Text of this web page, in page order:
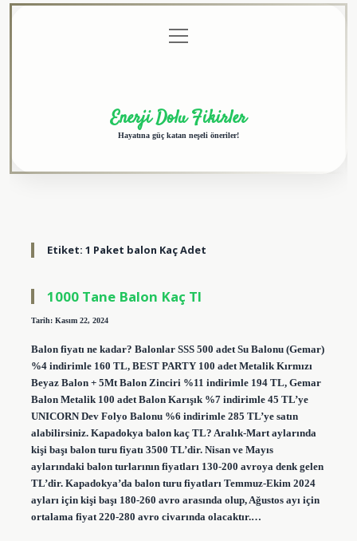
menüyü
aç
Enerji Dolu Fikirler
Hayatına güç katan neşeli öneriler!
Etiket: 1 Paket balon Kaç Adet
1000 Tane Balon Kaç Tl
Tarih: Kasım 22, 2024
Balon fiyatı ne kadar? Balonlar SSS 500 adet Su Balonu (Gemar)
%4 indirimle 160 TL, BEST PARTY 100 adet Metalik Kırmızı
Beyaz Balon + 5Mt Balon Zinciri %11 indirimle 194 TL, Gemar
Balon Metalik 100 adet Balon Karışık %7 indirimle 45 TL’ye
UNICORN Dev Folyo Balonu %6 indirimle 285 TL’ye satın
alabilirsiniz. Kapadokya balon kaç TL? Aralık-Mart aylarında
kişi başı balon turu fiyatı 3500 TL’dir. Nisan ve Mayıs
aylarındaki balon turlarının fiyatları 130-200 avroya denk gelen
TL’dir. Kapadokya’da balon turu fiyatları Temmuz-Ekim 2024
ayları için kişi başı 180-260 avro arasında olup, Ağustos ayı için
ortalama fiyat 220-280 avro civarında olacaktır.…